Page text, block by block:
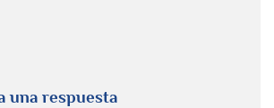
una respuesta